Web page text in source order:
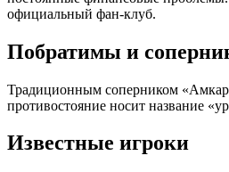
официальный фан-клуб.
Побратимы и
Традиционным соперником
противостояние носит название
Известные игроки